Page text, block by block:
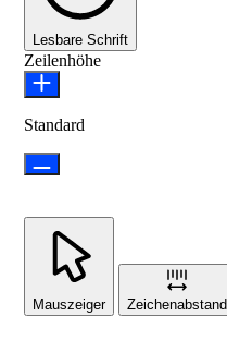
Lesbare Schrift
Zeilenhöhe
Standard
Mauszeiger Zeichenabstand